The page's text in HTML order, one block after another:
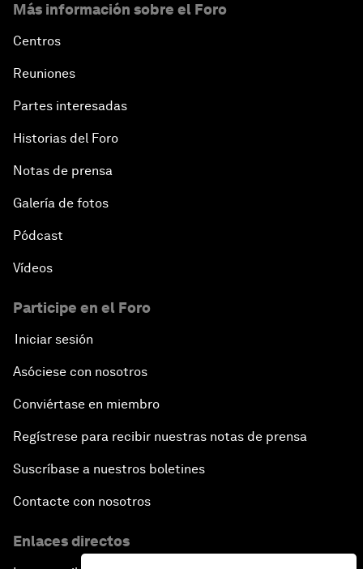
Más información sobre el Foro
Centros
Reuniones
Partes interesadas
Historias del Foro
Notas de prensa
Galería de fotos
Pódcast
Vídeos
Participe en el Foro
Iniciar sesión
Asóciese con nosotros
Conviértase en miembro
Regístrese para recibir nuestras notas de prensa
Suscríbase a nuestros boletines
Contacte con nosotros
Enlaces directos